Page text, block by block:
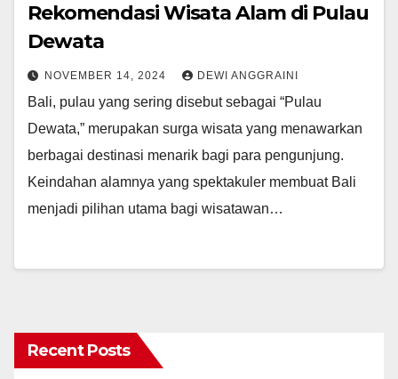
Rekomendasi Wisata Alam di Pulau
Dewata
NOVEMBER 14, 2024 DEWI ANGGRAINI
Bali, pulau yang sering disebut sebagai “Pulau
Dewata,” merupakan surga wisata yang menawarkan
berbagai destinasi menarik bagi para pengunjung.
Keindahan alamnya yang spektakuler membuat Bali
menjadi pilihan utama bagi wisatawan…
Recent Posts